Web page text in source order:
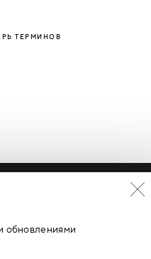
ТЕРМИНОВ
2026Материалы сайта
права. Запрещается
любое использование
обновлениями